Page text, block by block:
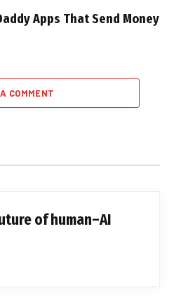
Apps That Send Money
COMMENT
of human–AI